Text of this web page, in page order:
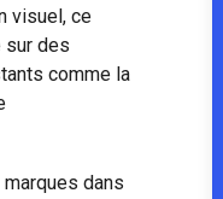
visuel, ce
sur des
comme la
dans